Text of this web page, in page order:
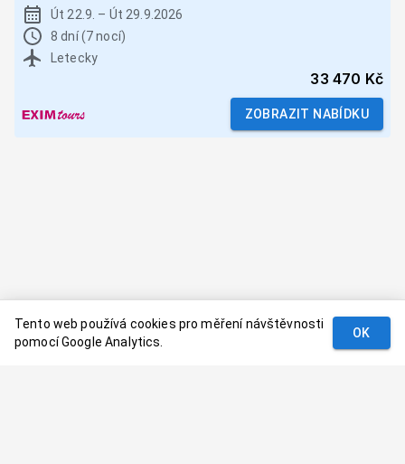
Út 22.9. – Út 29.9.2026
8 dní (7 nocí)
Letecky
33 470 Kč
ZOBRAZIT NABÍDKU
Tento web používá cookies pro měření návštěvnosti
pomocí Google Analytics.
OK